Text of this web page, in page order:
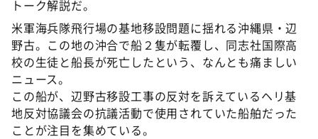
DAIGOも台所 ～きょうの献立 何にする？～
本日はダイアンなり！シーズン２
朝だ！生です旅サラダ
教えて！ニュースライブ 正義のミカタ
ＬＩＦＥ～夢のカタチ～
新婚さんいらっしゃい！
トーク解説だ。
米軍海兵隊飛行場の基地移設問題に揺れる沖縄県・辺
野古。この地の沖合で船２隻が転覆し、同志社国際高
校の生徒と船長が死亡したという、なんとも痛ましい
ニュース。
この船が、辺野古移設工事の反対を訴えているヘリ基
地反対協議会の抗議活動で使用されていた船舶だった
ことが注目を集めている。